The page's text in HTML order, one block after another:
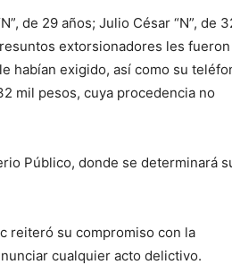
de 29 años; Julio César “N”, de
extorsionadores les fueron
habían exigido, así como su
mil pesos, cuya procedencia no
Público, donde se determinará
reiteró su compromiso con la
cualquier acto delictivo.